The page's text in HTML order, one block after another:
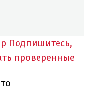
Подпишитесь,
проверенные